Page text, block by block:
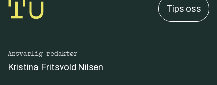
Tips oss
Ansvarlig redaktør
Kristina Fritsvold Nilsen